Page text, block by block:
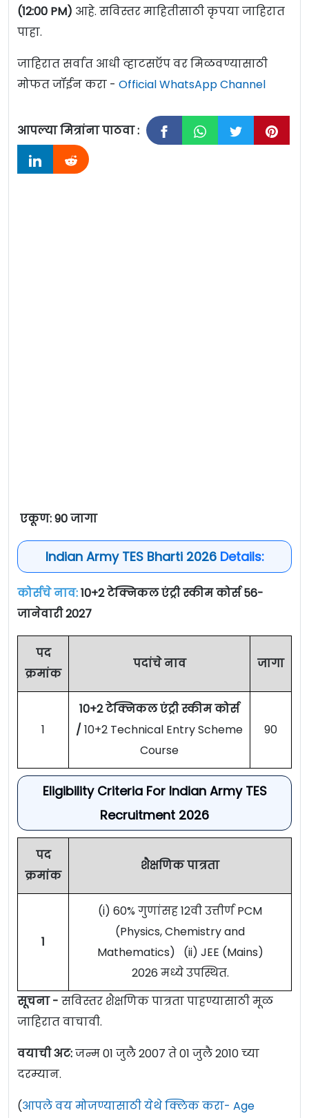
(12:00 PM) आहे. सविस्तर माहितीसाठी कृपया जाहिरात
पाहा.
जाहिरात सर्वात आधी व्हाटसऍप वर मिळवण्यासाठी
मोफत जॉईन करा - Official WhatsApp Channel
आपल्या मित्रांना पाठवा :
एकूण: 90 जागा
Indian Army TES Bharti 2026Details:
कोर्सचे नाव:10+2 टेक्निकल एंट्री स्कीम कोर्स 56-
जानेवारी 2027
पद
क्रमांक
पदांचे नाव जागा
1
10+2 टेक्निकल एंट्री स्कीम कोर्स
/ 10+2 Technical Entry Scheme
Course
90
Eligibility Criteria For Indian Army TES
Recruitment 2026
पद
क्रमांक
शैक्षणिक पात्रता
1
(i) 60% गुणांसह 12वी उत्तीर्ण PCM
(Physics, Chemistry and
Mathematics) (ii) JEE (Mains)
2026 मध्ये उपस्थित.
सूचना - सविस्तर शैक्षणिक पात्रता पाहण्यासाठी मूळ
जाहिरात वाचावी.
वयाची अट:जन्म 01 जुलै 2007 ते 01 जुलै 2010 च्या
दरम्यान.
(आपले वय मोजण्यासाठी येथे क्लिक करा- Age